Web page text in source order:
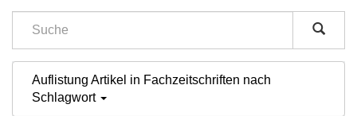
der
Auflistung Artikel in Fachzeitschriften nach
Schlagwort